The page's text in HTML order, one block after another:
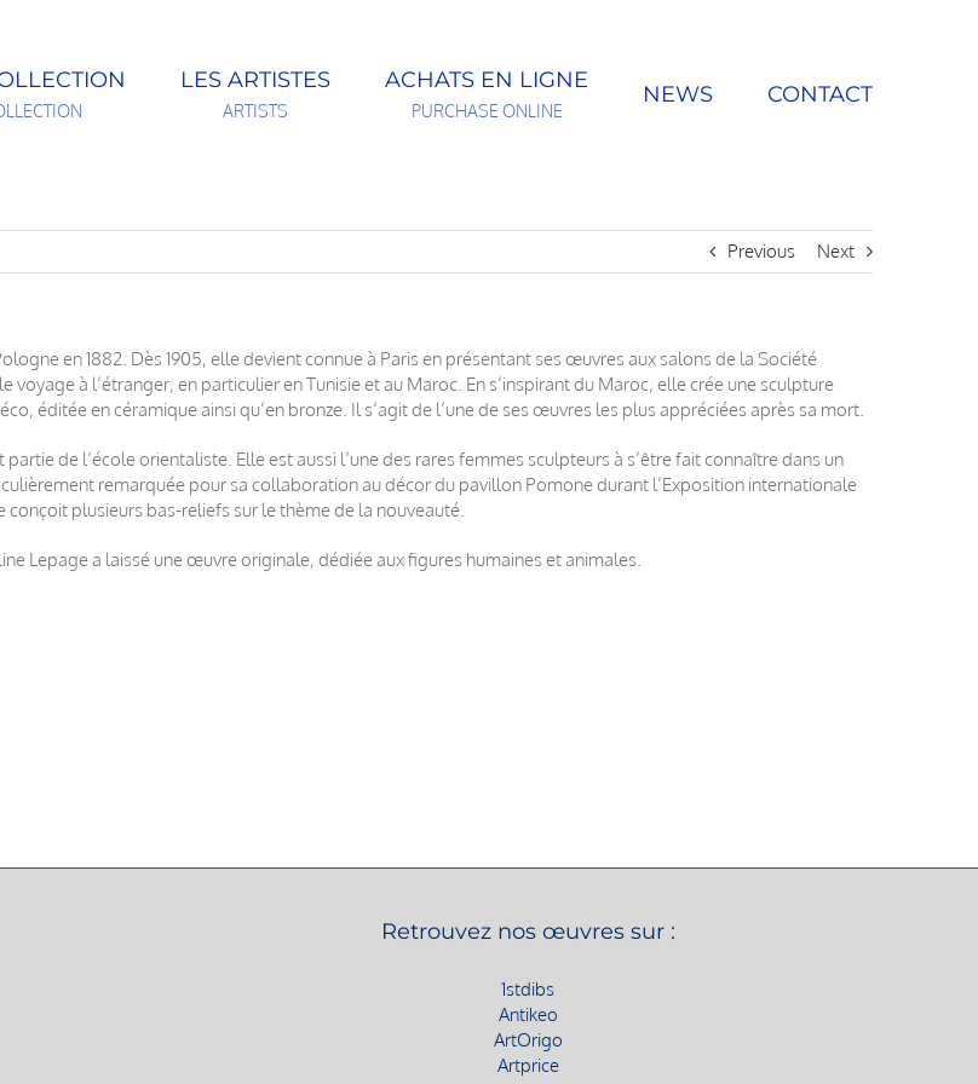
LES ARTISTES
ARTISTS
ACHATS EN LIGNE
PURCHASE ONLINE
NEWS CONTACT
Previous Next
en 1882. Dès 1905, elle devient connue à Paris en présentant ses œuvres aux salons de la Société
voyage à l’étranger, en particulier en Tunisie et au Maroc. En s’inspirant du Maroc, elle crée une sculpture
éditée en céramique ainsi qu’en bronze. Il s’agit de l’une de ses œuvres les plus appréciées après sa mort.
de l’école orientaliste. Elle est aussi l’une des rares femmes sculpteurs à s’être fait connaître dans un
remarquée pour sa collaboration au décor du pavillon Pomone durant l’Exposition internationale
plusieurs bas-reliefs sur le thème de la nouveauté.
Lepage a laissé une œuvre originale, dédiée aux figures humaines et animales.
Retrouvez nos œuvres sur :
1stdibs
Antikeo
ArtOrigo
Artprice